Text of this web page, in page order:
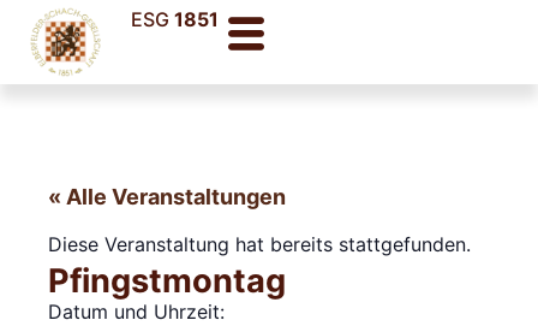
ESG1851
« Alle Veranstaltungen
Diese Veranstaltung hat bereits stattgefunden.
Pfingstmontag
Datum und Uhrzeit: